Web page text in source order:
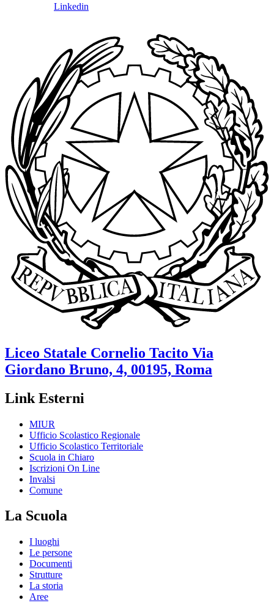
Linkedin
Liceo Statale Cornelio Tacito Via
Giordano Bruno, 4, 00195, Roma
Link Esterni
MIUR
Ufficio Scolastico Regionale
Ufficio Scolastico Territoriale
Scuola in Chiaro
Iscrizioni On Line
Invalsi
Comune
La Scuola
I luoghi
Le persone
Documenti
Strutture
La storia
Aree